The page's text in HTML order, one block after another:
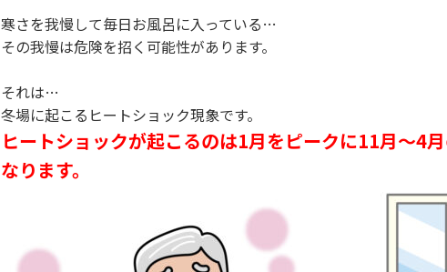
寒さを我慢して毎日お風呂に入っている…
その我慢は危険を招く可能性があります。
それは…
冬場に起こるヒートショック現象です。
ヒートショックが起こるのは1月をピークに11月〜4
なります。